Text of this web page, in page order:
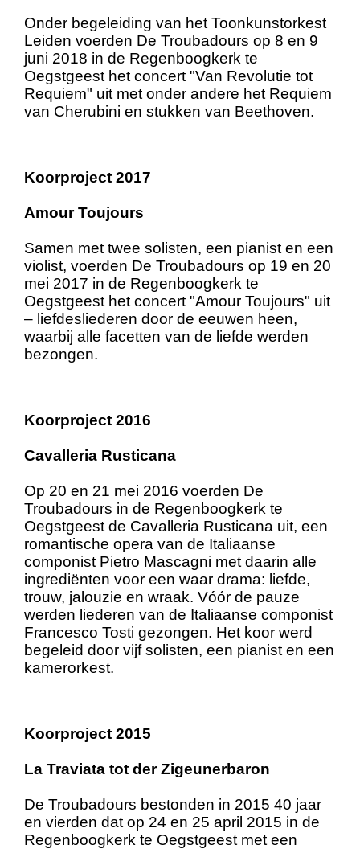
Onder begeleiding van het Toonkunstorkest
Leiden voerden De Troubadours op 8 en 9
juni 2018 in de Regenboogkerk te
Oegstgeest het concert "Van Revolutie tot
Requiem" uit met onder andere het Requiem
van Cherubini en stukken van Beethoven.
Koorproject 2017
Amour Toujours
Samen met twee solisten, een pianist en een
violist, voerden De Troubadours op 19 en 20
mei 2017 in de Regenboogkerk te
Oegstgeest het concert "Amour Toujours" uit
– liefdesliederen door de eeuwen heen,
waarbij alle facetten van de liefde werden
bezongen.
Koorproject 2016
Cavalleria Rusticana
Op 20 en 21 mei 2016 voerden De
Troubadours in de Regenboogkerk te
Oegstgeest de Cavalleria Rusticana uit, een
romantische opera van de Italiaanse
componist Pietro Mascagni met daarin alle
ingrediënten voor een waar drama: liefde,
trouw, jalouzie en wraak. Vóór de pauze
werden liederen van de Italiaanse componist
Francesco Tosti gezongen. Het koor werd
begeleid door vijf solisten, een pianist en een
kamerorkest.
Koorproject 2015
La Traviata tot der Zigeunerbaron
De Troubadours bestonden in 2015 40 jaar
en vierden dat op 24 en 25 april 2015 in de
Regenboogkerk te Oegstgeest met een